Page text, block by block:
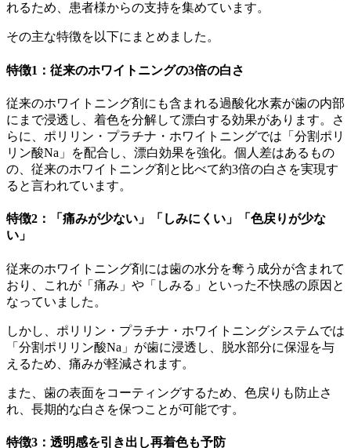
れるため、患者様からの支持を集めています。
その主な特徴を以下にまとめました。
特徴1：従来のホワイトニングの3倍の白さ
従来のホワイトニング剤にも含まれる過酸化水素が歯の内部
にまで浸透し、着色を分解して漂白する効果があります。さ
らに、ポリリン・プラチナ・ホワイトニングでは「分割ポリ
リン酸Na」を配合し、漂白効果を強化。個人差はあるもの
の、従来のホワイトニング剤と比べて約3倍の白さを実現す
ると言われています。
特徴2：「痛みが少ない」「しみにくい」「色戻りが少な
い」
従来のホワイトニング剤には歯の水分を奪う成分が含まれて
おり、これが「痛み」や「しみる」といった不快感の原因と
なっていました。
しかし、ポリリン・プラチナ・ホワイトニングシステムでは
「分割ポリリン酸Na」が歯に浸透し、脱水部分に保湿を与
えるため、痛みが軽減されます。
また、歯の表面をコーティングするため、色戻りも防止さ
れ、長期的な白さを保つことが可能です。
特徴3：透明感を引き出し再着色も予防